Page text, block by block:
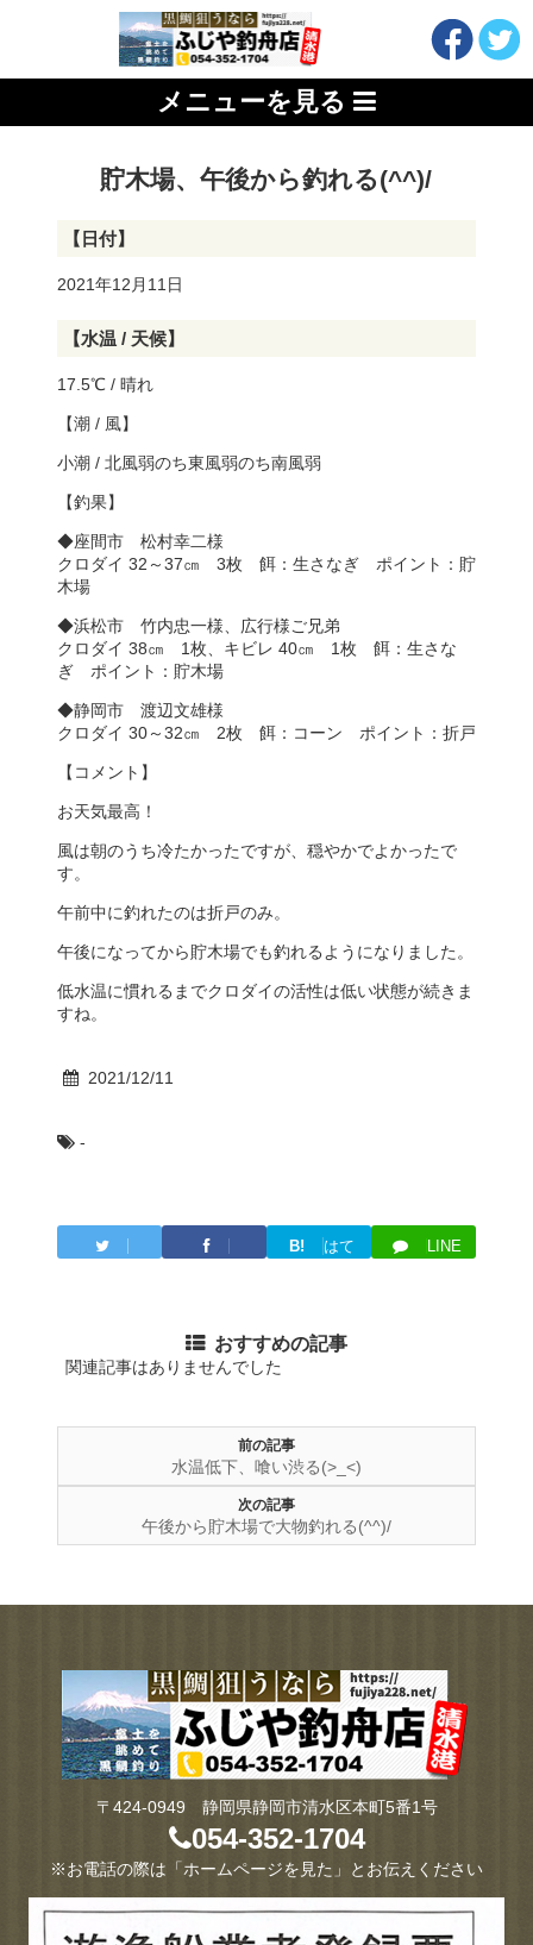
メニューを見る
貯木場、午後から釣れる(^^)/
【日付】
2021年12月11日
【水温 / 天候】
17.5℃ / 晴れ
【潮 / 風】
小潮 / 北風弱のち東風弱のち南風弱
【釣果】
◆座間市 松村幸二様
クロダイ 32～37㎝ 3枚 餌：生さなぎ ポイント：貯
木場
◆浜松市 竹内忠一様、広行様ご兄弟
クロダイ 38㎝ 1枚、キビレ 40㎝ 1枚 餌：生さな
ぎ ポイント：貯木場
◆静岡市 渡辺文雄様
クロダイ 30～32㎝ 2枚 餌：コーン ポイント：折戸
【コメント】
お天気最高！
風は朝のうち冷たかったですが、穏やかでよかったで
す。
午前中に釣れたのは折戸のみ。
午後になってから貯木場でも釣れるようになりました。
低水温に慣れるまでクロダイの活性は低い状態が続きま
すね。
2021/12/11
-
B!
はて
LINE
おすすめの記事
関連記事はありませんでした
前の記事
水温低下、喰い渋る(>_<)
次の記事
午後から貯木場で大物釣れる(^^)/
〒424-0949 静岡県静岡市清水区本町5番1号
054-352-1704
※お電話の際は「ホームページを見た」とお伝えください